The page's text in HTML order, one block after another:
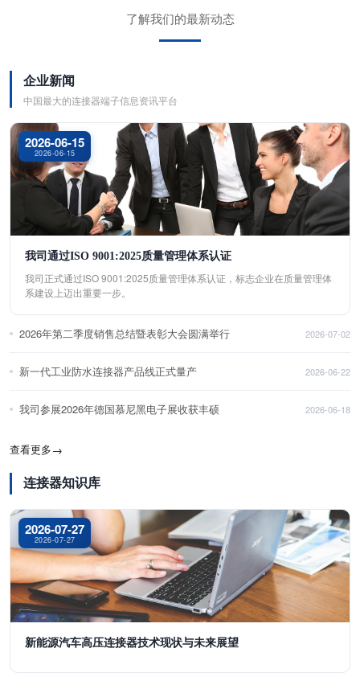
了解我们的最新动态
企业新闻
中国最大的连接器端子信息资讯平台
2026-06-15
2026-06-15
我司通过ISO 9001:2025质量管理体系认证
我司正式通过ISO 9001:2025质量管理体系认证，标志企业在质量管理体
系建设上迈出重要一步。
2026年第二季度销售总结暨表彰大会圆满举行 2026-07-02
新一代工业防水连接器产品线正式量产 2026-06-22
我司参展2026年德国慕尼黑电子展收获丰硕 2026-06-18
查看更多→
连接器知识库
2026-07-27
2026-07-27
新能源汽车高压连接器技术现状与未来展望